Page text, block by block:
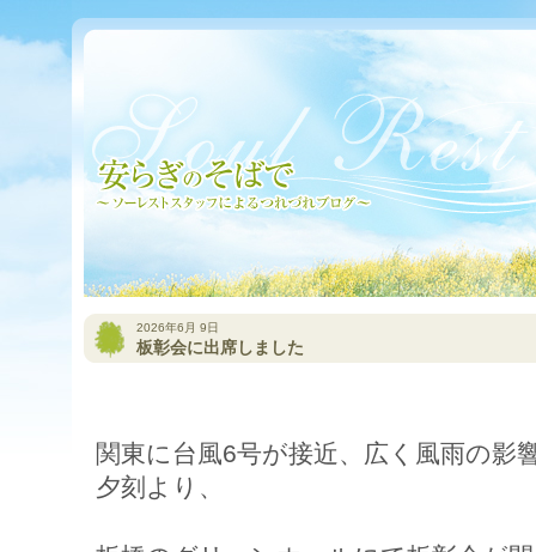
2026年6月 9日
板彰会に出席しました
関東に台風6号が接近、広く風雨の影
夕刻より、